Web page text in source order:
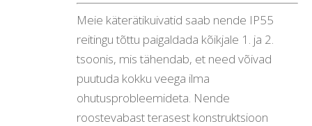
Meie käterätikuivatid saab nende IP55
reitingu tõttu paigaldada kõikjale 1. ja 2.
tsoonis, mis tähendab, et need võivad
puutuda kokku veega ilma
ohutusprobleemideta. Nende
roostevabast terasest konstruktsioon